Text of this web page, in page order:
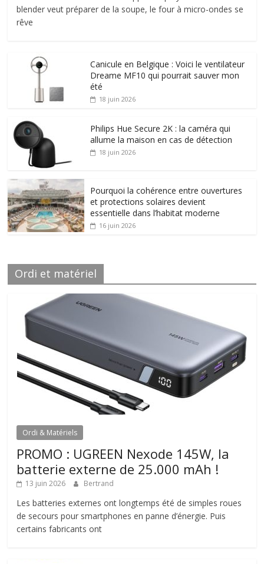
blender veut préparer de la soupe, le four à micro-ondes se
rêve
Canicule en Belgique : Voici le ventilateur
Dreame MF10 qui pourrait sauver mon
été
18 juin 2026
Philips Hue Secure 2K : la caméra qui
allume la maison en cas de détection
18 juin 2026
Pourquoi la cohérence entre ouvertures
et protections solaires devient
essentielle dans l’habitat moderne
16 juin 2026
Ordi et matériel
Ordi & Matériels
PROMO : UGREEN Nexode 145W, la
batterie externe de 25.000 mAh !
13 juin 2026 Bertrand
Les batteries externes ont longtemps été de simples roues
de secours pour smartphones en panne d’énergie. Puis
certains fabricants ont